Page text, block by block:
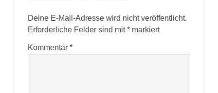
Deine E-Mail-Adresse wird nicht veröffentlicht.
Erforderliche Felder sind mit* markiert
Kommentar *